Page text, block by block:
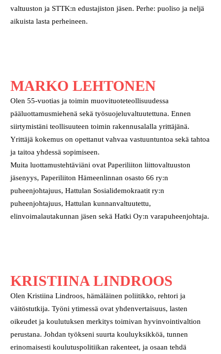
valtuuston ja STTK:n edustajiston jäsen. Perhe: puoliso ja neljä
aikuista lasta perheineen.
MARKO LEHTONEN
Olen 55-vuotias ja toimin muovituoteteollisuudessa
pääluottamusmiehenä sekä työsuojeluvaltuutettuna. Ennen
siirtymistäni teollisuuteen toimin rakennusalalla yrittäjänä.
Yrittäjä kokemus on opettanut vahvaa vastuuntuntoa sekä tahtoa
ja taitoa yhdessä sopimiseen.
Muita luottamustehtäviäni ovat Paperiliiton liittovaltuuston
jäsenyys, Paperiliiton Hämeenlinnan osasto 66 ry:n
puheenjohtajuus, Hattulan Sosialidemokraatit ry:n
puheenjohtajuus, Hattulan kunnanvaltuutettu,
elinvoimalautakunnan jäsen sekä Hatki Oy:n varapuheenjohtaja.
KRISTIINA LINDROOS
Olen Kristiina Lindroos, hämäläinen poliitikko, rehtori ja
väitöstutkija. Työni ytimessä ovat yhdenvertaisuus, lasten
oikeudet ja koulutuksen merkitys toimivan hyvinvointivaltion
perustana. Johdan työkseni suurta kouluyksikköä, tunnen
erinomaisesti koulutuspolitiikan rakenteet, ja osaan tehdä